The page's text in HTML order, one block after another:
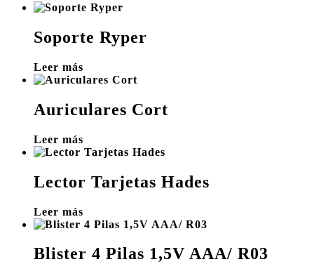
Soporte Ryper
Leer más
Auriculares Cort
Leer más
Lector Tarjetas Hades
Leer más
Blister 4 Pilas 1,5V AAA/ R03